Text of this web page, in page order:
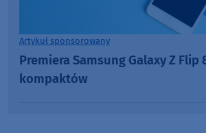
Artykuł sponsorowany
Premiera Samsung Galaxy Z
kompaktów